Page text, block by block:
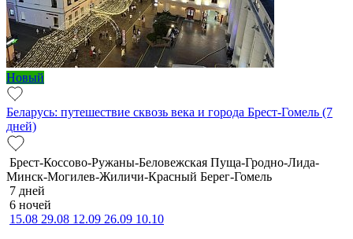
Новый
Беларусь: путешествие сквозь века и города Брест-Гомель (7
дней)
Брест-Коссово-Ружаны-Беловежская Пуща-Гродно-Лида-
Минск-Могилев-Жиличи-Красный Берег-Гомель
7 дней
6 ночей
15.08 29.08 12.09 26.09 10.10